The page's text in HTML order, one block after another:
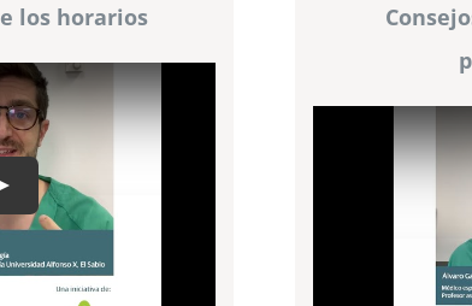
los horarios